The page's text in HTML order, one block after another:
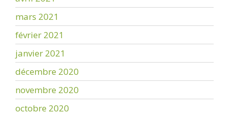
mars 2021
février 2021
janvier 2021
décembre 2020
novembre 2020
octobre 2020